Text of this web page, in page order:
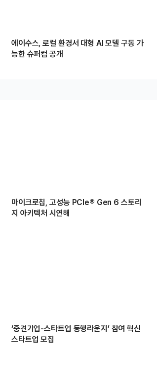
에이수스, 로컬 환경서 대형 AI 모델 구동 가
능한 슈퍼컴 공개
마이크로칩, 고성능 PCIe® Gen 6 스토리
지 아키텍처 시연해
‘중견기업-스타트업 동행라운지’ 참여 혁신
스타트업 모집